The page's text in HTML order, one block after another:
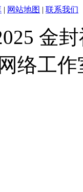
| 网站地图 | 联系我们
金
络工